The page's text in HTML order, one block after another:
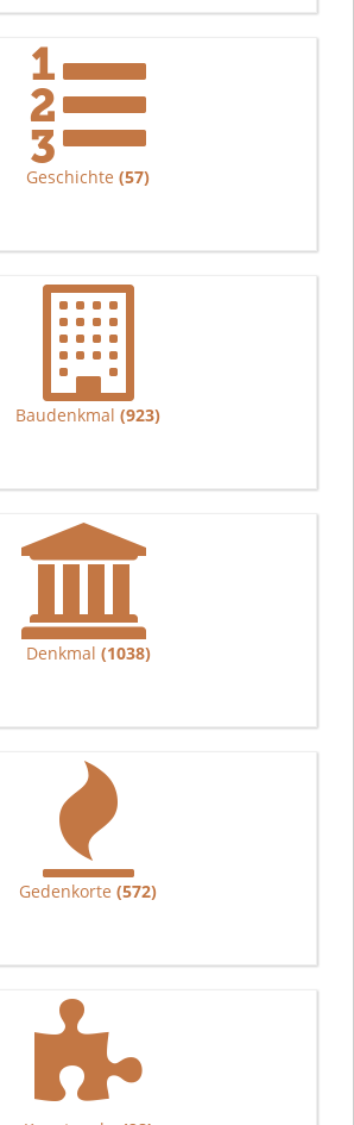
Geschichte (57)
Baudenkmal (923)
Denkmal (1038)
Gedenkorte (572)